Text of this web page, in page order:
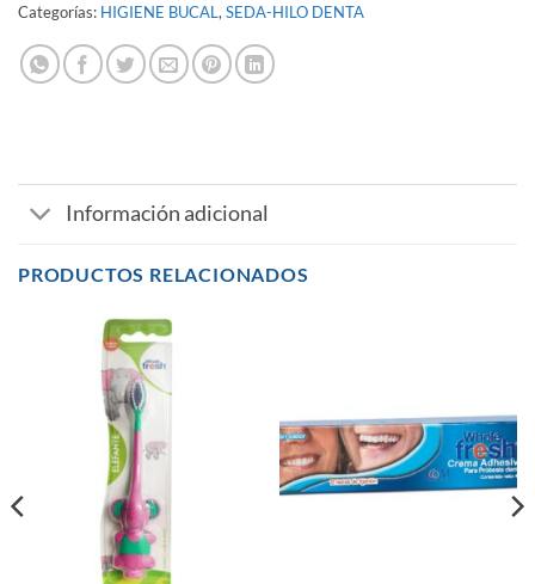
Categorías: HIGIENE BUCAL, SEDA-HILO DENTA
Información adicional
PRODUCTOS RELACIONADOS